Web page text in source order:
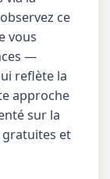
ce
vous
—
reflète la
approche
sur la
gratuites et